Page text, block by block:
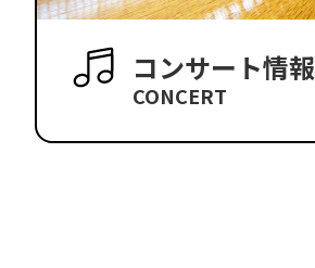
コンサート情報
CONCERT